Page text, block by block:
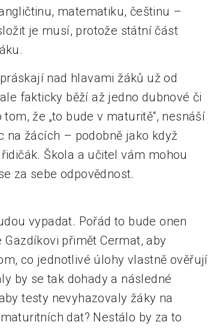
matematiku, češtinu –
je musí, protože státní část
nad hlavami žáků už od
fakticky běží až jedno dubnové či
že „to bude v maturitě“, nesnáší
na žácích – podobně jako když
Škola a učitel vám mohou
za sebe odpovědnost.
vypadat. Pořád to bude onen
přimět Cermat, aby
co jednotlivé úlohy vlastně ověřují
by se tak dohady a následné
testy nevyhazovaly žáky na
dat? Nestálo by za to